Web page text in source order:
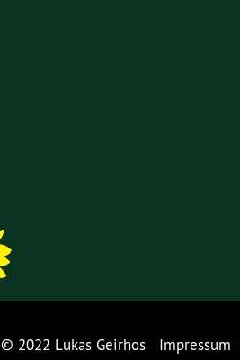
© 2022 Lukas Geirhos Impressum